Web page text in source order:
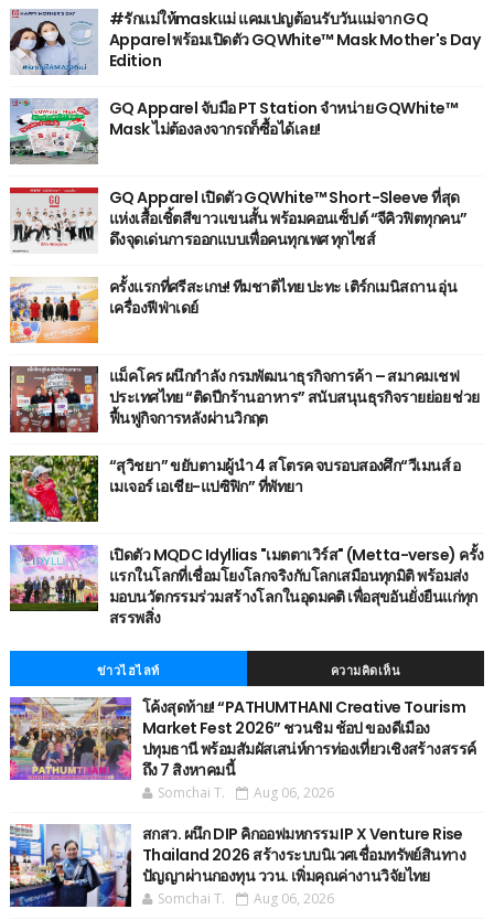
#รักแม่ให้maskแม่ แคมเปญต้อนรับวันแม่จาก GQ
Apparel พร้อมเปิดตัว GQWhite™ Mask Mother's Day
Edition
GQ Apparel จับมือ PT Station จำหน่าย GQWhite™
Mask ไม่ต้องลงจากรถก็ซื้อได้เลย!
GQ Apparel เปิดตัว GQWhite™ Short-Sleeve ที่สุด
แห่งเสื้อเชิ้ตสีขาวแขนสั้น พร้อมคอนเซ็ปต์ “จีคิวฟิตทุกคน”
ดึงจุดเด่นการออกแบบเพื่อคนทุกเพศ ทุกไซส์
ครั้งแรกที่ศรีสะเกษ! ทีมชาติไทย ปะทะ เติร์กเมนิสถาน อุ่น
เครื่องฟีฟ่าเดย์
แม็คโคร ผนึกกำลัง กรมพัฒนาธุรกิจการค้า – สมาคมเชฟ
ประเทศไทย “ติดปีกร้านอาหาร” สนับสนุนธุรกิจรายย่อย ช่วย
ฟื้นฟูกิจการหลังผ่านวิกฤต
“สุวิชยา” ขยับตามผู้นำ 4 สโตรค จบรอบสองศึก“วีเมนส์ อ
เมเจอร์ เอเชีย-แปซิฟิก” ที่พัทยา
เปิดตัว MQDC Idyllias "เมตตาเวิร์ส" (Metta-verse) ครั้ง
แรกในโลกที่เชื่อมโยงโลกจริงกับโลกเสมือนทุกมิติ พร้อมส่ง
มอบนวัตกรรมร่วมสร้างโลกในอุดมคติ เพื่อสุขอันยั่งยืนแก่ทุก
สรรพสิ่ง
ข่าวไฮไลท์ ความคิดเห็น
โค้งสุดท้าย! “PATHUMTHANI Creative Tourism
Market Fest 2026” ชวนชิม ช้อป ของดีเมือง
ปทุมธานี พร้อมสัมผัสเสน่ห์การท่องเที่ยวเชิงสร้างสรรค์
ถึง 7 สิงหาคมนี้
Somchai T. Aug 06, 2026
สกสว. ผนึก DIP คิกออฟมหกรรม IP X Venture Rise
Thailand 2026 สร้างระบบนิเวศเชื่อมทรัพย์สินทาง
ปัญญาผ่านกองทุน ววน. เพิ่มคุณค่างานวิจัยไทย
Somchai T. Aug 06, 2026